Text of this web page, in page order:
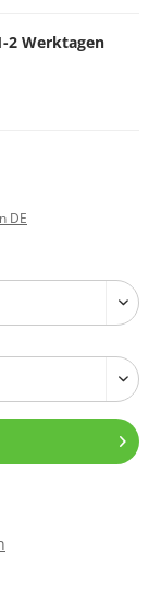
2 Werktagen
DE